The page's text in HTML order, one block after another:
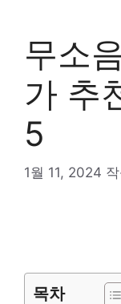
무소
가 추
5
1월 11, 2024
목차